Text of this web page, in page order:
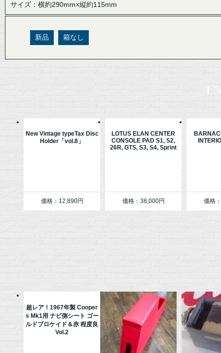
サイズ：横約290mm×縦約115mm
新品 箱なし
New Vintage typeTax Disc
Holder「vol.8」
価格：12,890円
LOTUS ELAN CENTER
CONSOLE PAD S1, S2,
26R, GTS, S3, S4, Sprint
価格：38,000円 価格
超レア！1967年製 Cooper
s Mk1用 ナビ側シート ゴー
ルドブロケイド＆赤 程度良
Vol.2